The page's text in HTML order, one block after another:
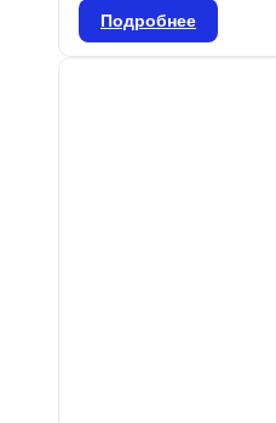
герметик, обладающий
Подробнее